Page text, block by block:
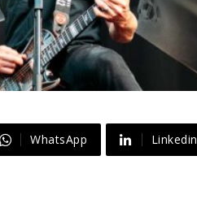
WhatsApp Linkedin